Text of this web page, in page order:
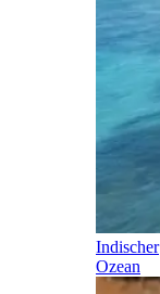
Indischer
Ozean